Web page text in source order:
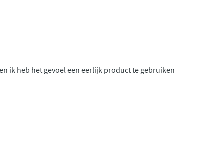
ik heb het gevoel een eerlijk product te gebruiken